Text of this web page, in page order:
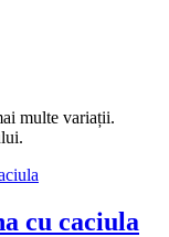
multe variații.
cu caciula